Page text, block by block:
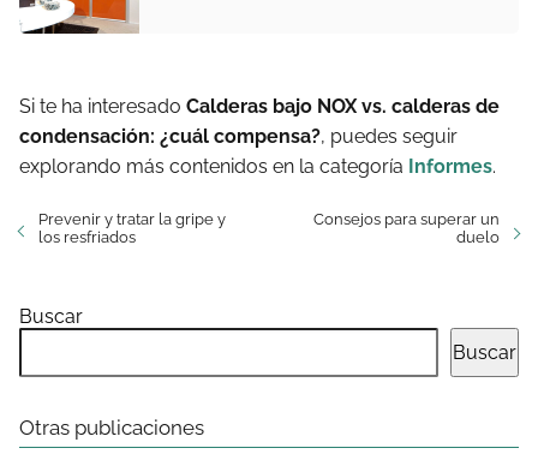
Si te ha interesado Calderas bajo NOX vs. calderas de
condensación: ¿cuál compensa?, puedes seguir
explorando más contenidos en la categoría Informes.
Prevenir y tratar la gripe y
los resfriados
Consejos para superar un
duelo
Buscar
Buscar
Otras publicaciones